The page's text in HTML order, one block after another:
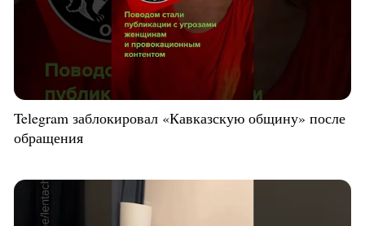
Telegram заблокировал «Кавказскую общину» после
обращения